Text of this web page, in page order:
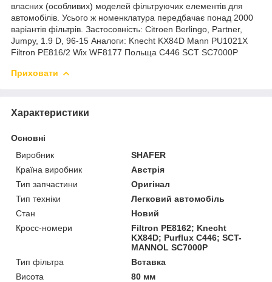
власних (особливих) моделей фільтруючих елементів для
автомобілів. Усього ж номенклатура передбачає понад 2000
варіантів фільтрів. Застосовність: Citroen Berlingo, Partner,
Jumpy, 1.9 D, 96-15 Аналоги: Knecht KX84D Mann PU1021X
Filtron PE816/2 Wix WF8177 Польща C446 SCT SC7000P
Приховати
Характеристики
Основні
Виробник
SHAFER
Країна виробник
Австрія
Тип запчастини
Оригінал
Тип техніки
Легковий автомобіль
Стан
Новий
Кросс-номери
Filtron PE8162; Knecht
KX84D; Purflux C446; SCT-
MANNOL SC7000P
Тип фільтра
Вставка
Висота
80 мм